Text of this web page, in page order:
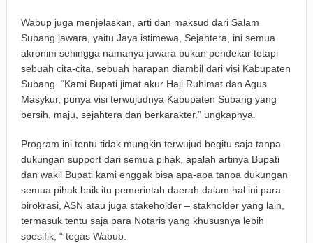
Wabup juga menjelaskan, arti dan maksud dari Salam
Subang jawara, yaitu Jaya istimewa, Sejahtera, ini semua
akronim sehingga namanya jawara bukan pendekar tetapi
sebuah cita-cita, sebuah harapan diambil dari visi Kabupaten
Subang. “Kami Bupati jimat akur Haji Ruhimat dan Agus
Masykur, punya visi terwujudnya Kabupaten Subang yang
bersih, maju, sejahtera dan berkarakter,” ungkapnya.
Program ini tentu tidak mungkin terwujud begitu saja tanpa
dukungan support dari semua pihak, apalah artinya Bupati
dan wakil Bupati kami enggak bisa apa-apa tanpa dukungan
semua pihak baik itu pemerintah daerah dalam hal ini para
birokrasi, ASN atau juga stakeholder – stakholder yang lain,
termasuk tentu saja para Notaris yang khususnya lebih
spesifik, “ tegas Wabub.